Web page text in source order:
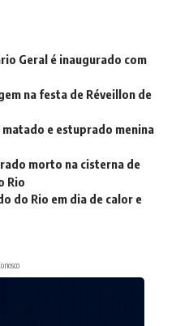
Geral é inaugurado com
na festa de Réveillon de
e estuprado menina
morto na cisterna de
Rio
do Rio em dia de calor e